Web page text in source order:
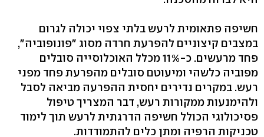
חשיפה פתאומית לרעש בלתי צפוי יכולה לגרום
במצבים קיצוניים להפרעת חרדה מסוג "פונופוביה",
פחד מרעשים. כ-11% מכלל האוכלוסייה סובלים
מפוביה כלשהי ומיעוטם סובלים מהפרעת פחד מפני
רעש. במקרים נדירים יחסית ההפרעה מביאה לסבל
ולהימנעות ממקורות רעש, דבר המצריך טיפול
פסיכולוגי הכולל חשיפה הדרגתית לרעש תוך לימוד
טכניקות הרפיה ומתן כלים להתמודדות.